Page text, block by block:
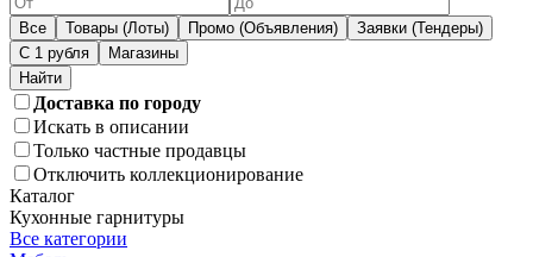
Все Товары (Лоты) Промо (Объявления)
Заявки (Тендеры)
С 1 рубля
Магазины
Доставка по городу
Искать в описании
Только частные продавцы
Отключить коллекционирование
Каталог
Кухонные гарнитуры
Все категории